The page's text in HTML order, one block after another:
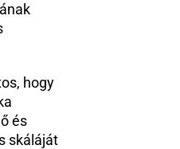
hogy
és
skáláját